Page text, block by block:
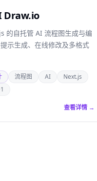
Draw.io
的自托管 AI 流程图生成与编
示生成、在线修改及多格式
流程图 AI
Next.js
查看详情 →